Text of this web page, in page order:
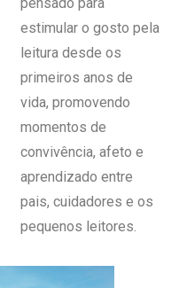
pensado para
estimular o gosto pela
leitura desde os
primeiros anos de
vida, promovendo
momentos de
convivência, afeto e
aprendizado entre
pais, cuidadores e os
pequenos leitores.